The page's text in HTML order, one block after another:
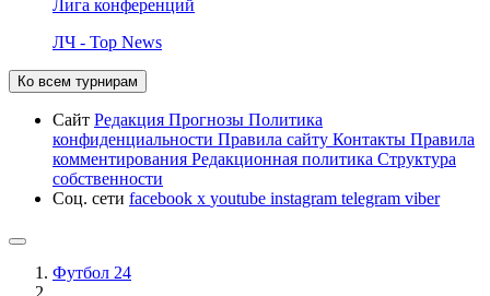
Лига конференций
ЛЧ - Top News
Ко всем турнирам
Сайт Редакция Прогнозы Политика
конфиденциальности Правила сайту Контакты Правила
комментирования Редакционная политика Структура
собственности
Соц. сети facebook x youtube instagram telegram viber
Футбол 24